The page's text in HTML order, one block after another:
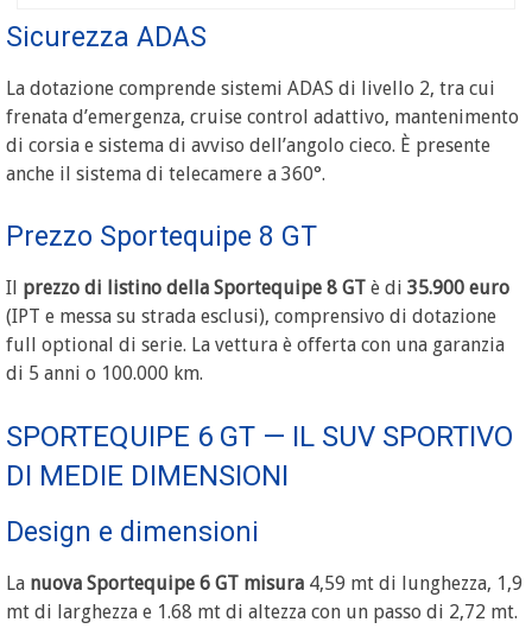
Sicurezza ADAS
La dotazione comprende sistemi ADAS di livello 2, tra cui
frenata d’emergenza, cruise control adattivo, mantenimento
di corsia e sistema di avviso dell’angolo cieco. È presente
anche il sistema di telecamere a 360°.
Prezzo Sportequipe 8 GT
Il prezzo di listino della Sportequipe 8 GT è di 35.900 euro
(IPT e messa su strada esclusi), comprensivo di dotazione
full optional di serie. La vettura è offerta con una garanzia
di 5 anni o 100.000 km.
SPORTEQUIPE 6 GT — IL SUV SPORTIVO
DI MEDIE DIMENSIONI
Design e dimensioni
La nuova Sportequipe 6 GT misura 4,59 mt di lunghezza, 1,9
mt di larghezza e 1.68 mt di altezza con un passo di 2,72 mt.